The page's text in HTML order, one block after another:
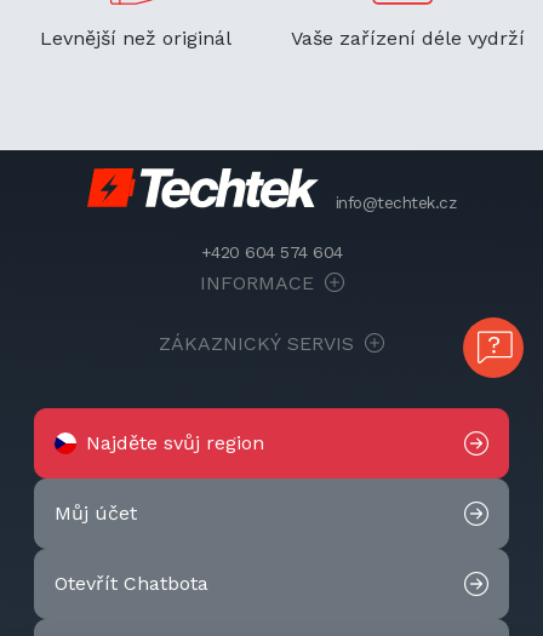
Levnější než originál Vaše zařízení déle vydrží
info@techtek.cz
+420 604 574 604
INFORMACE
ZÁKAZNICKÝ SERVIS
Najděte svůj region
Můj účet
Otevřít Chatbota